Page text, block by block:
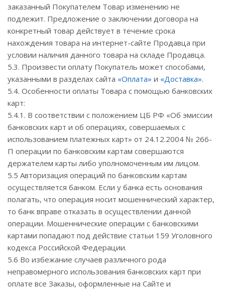
заказанный Покупателем Товар изменению не
подлежит. Предложение о заключении договора на
конкретный товар действует в течение срока
нахождения товара на интернет-сайте Продавца при
условии наличия данного товара на складе Продавца.
5.3. Произвести оплату Покупатель может способами,
указанными в разделах сайта «Оплата» и «Доставка».
5.4. Особенности оплаты Товара с помощью банковских
карт:
5.4.1. В соответствии с положением ЦБ РФ «Об эмиссии
банковских карт и об операциях, совершаемых с
использованием платежных карт» от 24.12.2004 № 266-
П операции по банковским картам совершаются
держателем карты либо уполномоченным им лицом.
5.5 Авторизация операций по банковским картам
осуществляется банком. Если у банка есть основания
полагать, что операция носит мошеннический характер,
то банк вправе отказать в осуществлении данной
операции. Мошеннические операции с банковскими
картами попадают под действие статьи 159 Уголовного
кодекса Российской Федерации.
5.6 Во избежание случаев различного рода
неправомерного использования банковских карт при
оплате все Заказы, оформленные на Сайте и